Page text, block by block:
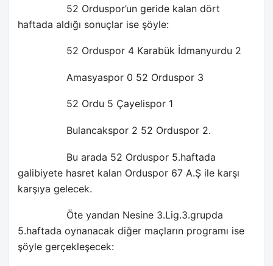
52 Orduspor’un geride kalan dört
haftada aldığı sonuçlar ise şöyle:
52 Orduspor 4 Karabük İdmanyurdu 2
Amasyaspor 0 52 Orduspor 3
52 Ordu 5 Çayelispor 1
Bulancakspor 2 52 Orduspor 2.
Bu arada 52 Orduspor 5.haftada
galibiyete hasret kalan Orduspor 67 A.Ş ile karşı
karşıya gelecek.
Öte yandan Nesine 3.Lig.3.grupda
5.haftada oynanacak diğer maçların programı ise
şöyle gerçekleşecek: